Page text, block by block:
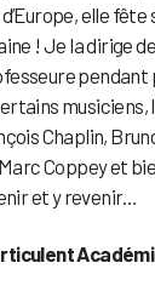
elle fête
! Je la dirige
pendant
musiciens,
Chaplin,
Coppey et
et y revenir…